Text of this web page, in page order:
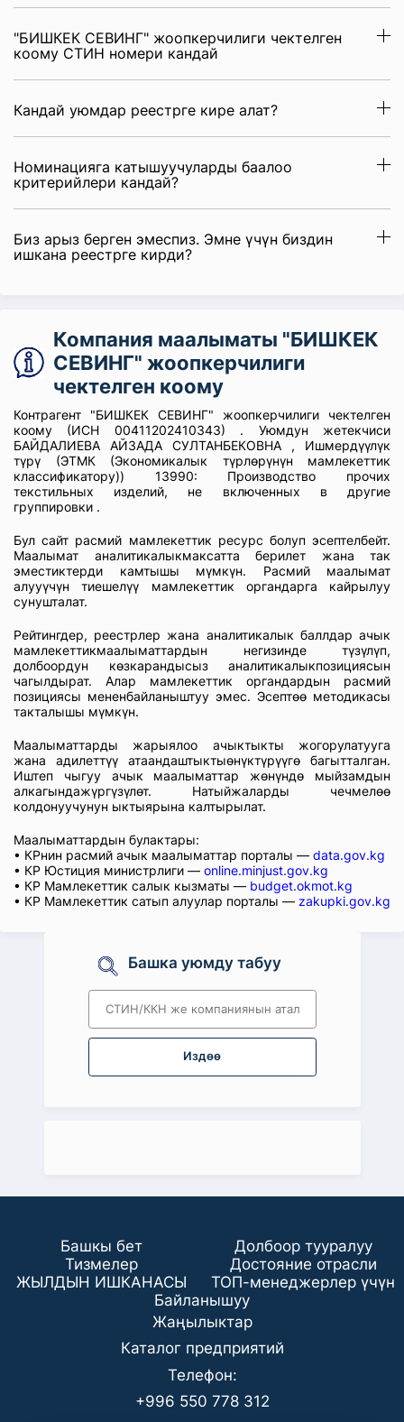
"БИШКЕК СЕВИНГ" жоопкерчилиги чектелген
коому СТИН номери кандай
Кандай уюмдар реестрге кире алат?
Номинацияга катышуучуларды баалоо
критерийлери кандай?
Биз арыз берген эмеспиз. Эмне үчүн биздин
ишкана реестрге кирди?
Компания маалыматы "БИШКЕК
СЕВИНГ" жоопкерчилиги
чектелген коому
Контрагент "БИШКЕК СЕВИНГ" жоопкерчилиги чектелген
коому (ИСН 00411202410343) . Уюмдун жетекчиси
БАЙДАЛИЕВА АЙЗАДА СУЛТАНБЕКОВНА , Ишмердүүлүк
түрү (ЭТМК (Экономикалык түрлөрүнүн мамлекеттик
классификатору)) 13990: Производство прочих
текстильных изделий, не включенных в другие
группировки .
Бул сайт расмий мамлекеттик ресурс болуп эсептелбейт.
Маалымат аналитикалыкмаксатта берилет жана так
эместиктерди камтышы мүмкүн. Расмий маалымат
алууүчүн тиешелүү мамлекеттик органдарга кайрылуу
сунушталат.
Рейтингдер, реестрлер жана аналитикалык баллдар ачык
мамлекеттикмаалыматтардын негизинде түзүлүп,
долбоордун көзкарандысыз аналитикалыкпозициясын
чагылдырат. Алар мамлекеттик органдардын расмий
позициясы мененбайланыштуу эмес. Эсептөө методикасы
такталышы мүмкүн.
Маалыматтарды жарыялоо ачыктыкты жогорулатууга
жана адилеттүү атаандаштыктыөнүктүрүүгө багытталган.
Иштеп чыгуу ачык маалыматтар жөнүндө мыйзамдын
алкагындажүргүзүлөт. Натыйжаларды чечмелөө
колдонуучунун ыктыярына калтырылат.
Маалыматтардын булактары:
• КРнин расмий ачык маалыматтар порталы — data.gov.kg
• КР Юстиция министрлиги — online.minjust.gov.kg
• КР Мамлекеттик салык кызматы — budget.okmot.kg
• КР Мамлекеттик сатып алуулар порталы — zakupki.gov.kg
Башка уюмду табуу
Издөө
Башкы бет
Долбоор тууралуу
Тизмелер
Достояние отрасли
ЖЫЛДЫН ИШКАНАСЫ
ТОП-менеджерлер үчүн
Байланышуу
Жаңылыктар
Каталог предприятий
Телефон:
+996 550 778 312